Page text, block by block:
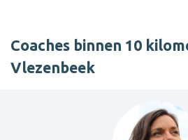
Coaches binnen 10
Vlezenbeek